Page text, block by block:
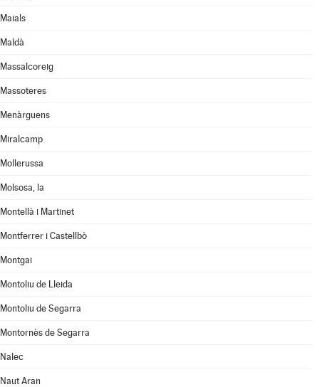
Maials
Maldà
Massalcoreig
Massoteres
Menàrguens
Miralcamp
Mollerussa
Molsosa, la
Montellà i Martinet
Montferrer i Castellbò
Montgai
Montoliu de Lleida
Montoliu de Segarra
Montornès de Segarra
Nalec
Naut Aran